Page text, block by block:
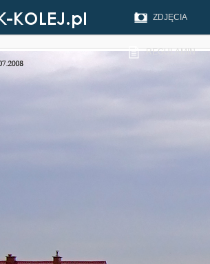
ZDJĘCIA
REGULAMIN